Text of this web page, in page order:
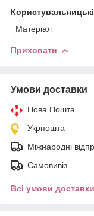
Матеріал
Приховати
Умови доставки
Нова Пошта
Укрпошта
Міжнародні
Самовивіз
Всі умови доставки